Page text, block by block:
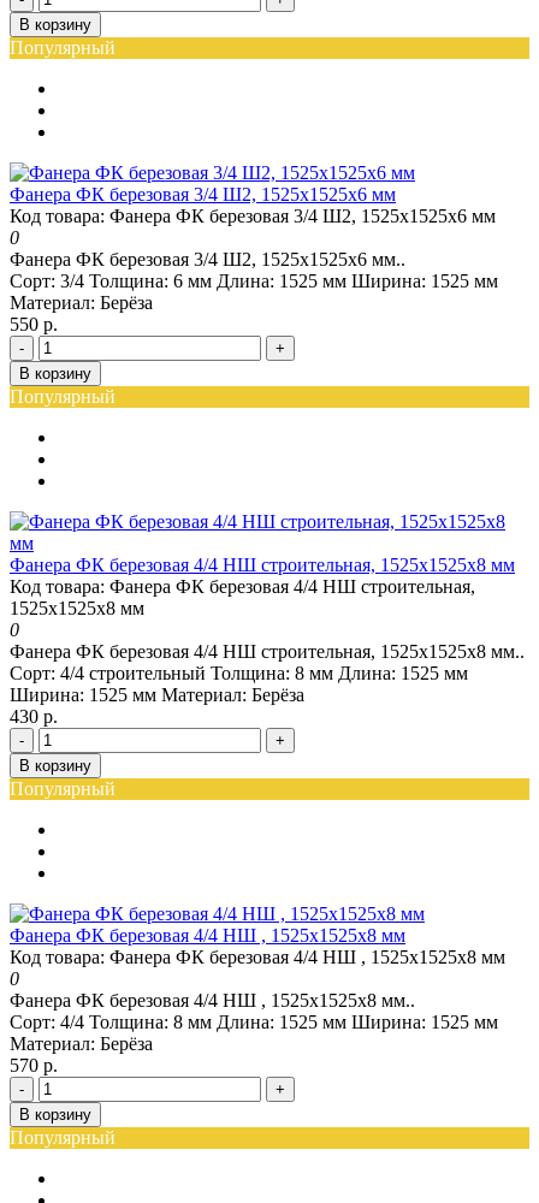
В корзину
Популярный
Фанера ФК березовая 3/4 Ш2, 1525х1525х6 мм
Код товара: Фанера ФК березовая 3/4 Ш2, 1525х1525х6 мм
0
Фанера ФК березовая 3/4 Ш2, 1525х1525х6 мм..
Сорт: 3/4 Толщина: 6 мм Длина: 1525 мм Ширина: 1525 мм
Материал: Берёза
550 р.
-
+
В корзину
Популярный
Фанера ФК березовая 4/4 НШ строительная, 1525х1525х8 мм
Код товара: Фанера ФК березовая 4/4 НШ строительная,
1525х1525х8 мм
0
Фанера ФК березовая 4/4 НШ строительная, 1525х1525х8 мм..
Сорт: 4/4 строительный Толщина: 8 мм Длина: 1525 мм
Ширина: 1525 мм Материал: Берёза
430 р.
-
+
В корзину
Популярный
Фанера ФК березовая 4/4 НШ , 1525х1525х8 мм
Код товара: Фанера ФК березовая 4/4 НШ , 1525х1525х8 мм
0
Фанера ФК березовая 4/4 НШ , 1525х1525х8 мм..
Сорт: 4/4 Толщина: 8 мм Длина: 1525 мм Ширина: 1525 мм
Материал: Берёза
570 р.
-
+
В корзину
Популярный